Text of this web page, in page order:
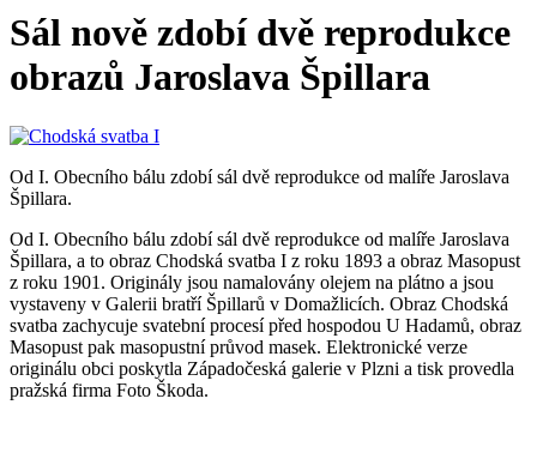
Sál nově zdobí dvě reprodukce
obrazů Jaroslava Špillara
Od I. Obecního bálu zdobí sál dvě reprodukce od malíře Jaroslava
Špillara.
Od I. Obecního bálu zdobí sál dvě reprodukce od malíře Jaroslava
Špillara, a to obraz Chodská svatba I z roku 1893 a obraz Masopust
z roku 1901. Originály jsou namalovány olejem na plátno a jsou
vystaveny v Galerii bratří Špillarů v Domažlicích. Obraz Chodská
svatba zachycuje svatební procesí před hospodou U Hadamů, obraz
Masopust pak masopustní průvod masek. Elektronické verze
originálu obci poskytla Západočeská galerie v Plzni a tisk provedla
pražská firma Foto Škoda.